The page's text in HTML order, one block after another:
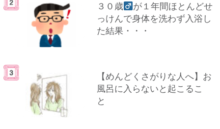
３０歳
が１年間ほとんどせ
っけんで身体を洗わず入浴し
た結果・・・
【めんどくさがりな人へ】お
風呂に入らないと起こるこ
と